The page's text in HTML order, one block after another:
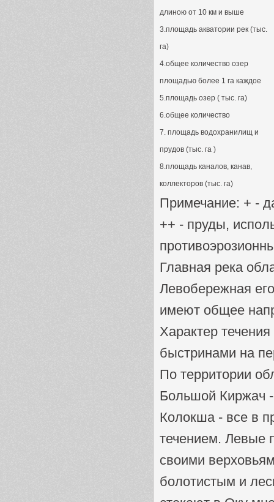
длиною от 10 км и выше
3.площадь акватории рек (тыс.
га)
4.общее количество озер
площадью более 1 га каждое
5.площадь озер ( тыс. га)
6.общее количество
7. площадь водохранилищ и
прудов (тыс. га )
8.площадь каналов, канав,
коллекторов (тыс. га)
Примечание: + -
++ - пруды,
Главная река
Левобережная
имеют общее
Характер
быстринами на
По территории
Большой Киржач
Колокша - все в
течением. Левые
своими
болотистым и